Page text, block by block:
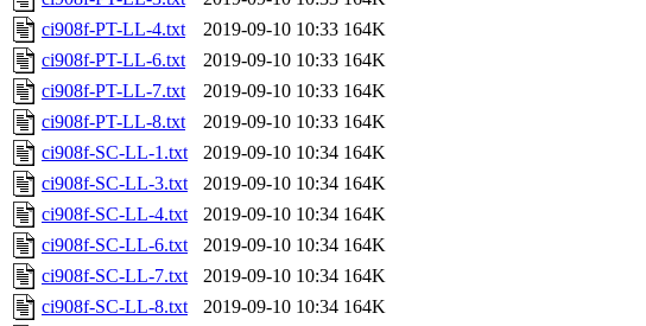
ci908f-PT-LL-4.txt
2019-09-10 10:33 164K
ci908f-PT-LL-6.txt
2019-09-10 10:33 164K
ci908f-PT-LL-7.txt
2019-09-10 10:33 164K
ci908f-PT-LL-8.txt
2019-09-10 10:33 164K
ci908f-SC-LL-1.txt
2019-09-10 10:34 164K
ci908f-SC-LL-3.txt
2019-09-10 10:34 164K
ci908f-SC-LL-4.txt
2019-09-10 10:34 164K
ci908f-SC-LL-6.txt
2019-09-10 10:34 164K
ci908f-SC-LL-7.txt
2019-09-10 10:34 164K
ci908f-SC-LL-8.txt
2019-09-10 10:34 164K